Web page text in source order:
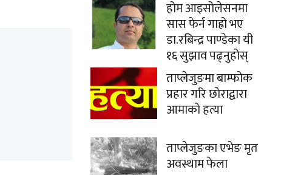
होम आइसोलेसनमा
सास फेर्न गाह्रो भए
डा.रबिन्द्र पाण्डेका यी
१६ सुझाव पढ्नुहोस्
ताप्लेजुङमा बाम्फोक
प्रहार गरि छोराद्वारा
आमाको हत्या
ताप्लेजुङका एभेङ मृत
अवस्थाम फेला